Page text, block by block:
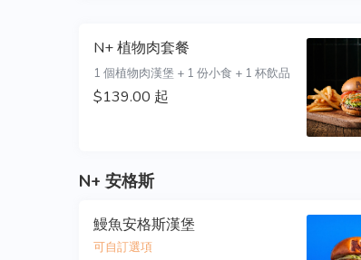
N+ 植物肉套餐
1 個植物肉漢堡 + 1 份小食 + 1 杯飲品
$139.00 起
N+ 安格斯
鰻魚安格斯漢堡
可自訂選項